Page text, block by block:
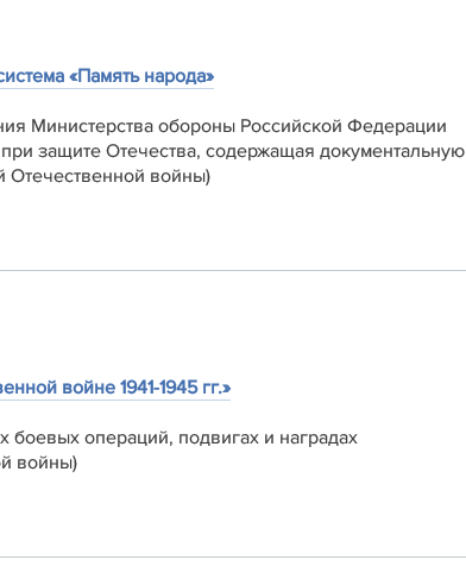
«Память народа»
Министерства обороны Российской Федерации
защите Отечества, содержащая документальную
Отечественной войны)
войне 1941-1945 гг.»
боевых операций, подвигах и наградах
войны)